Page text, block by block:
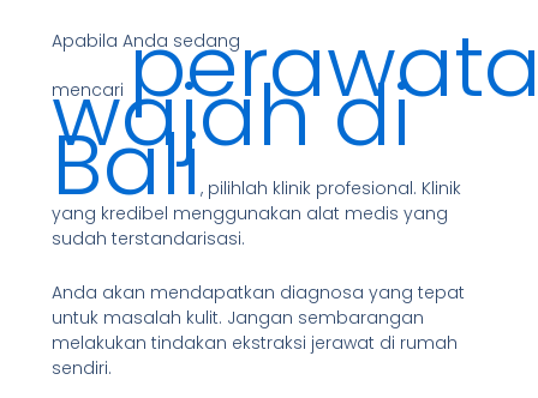
Apabila Anda sedang
mencari
wajah di
Bali , pilihlah klinik profesional. Klinik
yang kredibel menggunakan alat medis yang
sudah terstandarisasi.
Anda akan mendapatkan diagnosa yang tepat
untuk masalah kulit. Jangan sembarangan
melakukan tindakan ekstraksi jerawat di rumah
sendiri.